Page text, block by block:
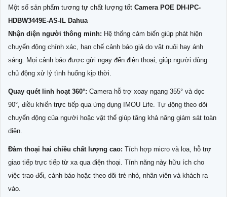
Một số sản phẩm tương tự chất lượng tốt Camera POE DH-IPC-
HDBW3449E-AS-IL Dahua
Nhận diện người thông minh: Hệ thống cảm biến giúp phát hiện
chuyển động chính xác, hạn chế cảnh báo giả do vật nuôi hay ánh
sáng. Mọi cảnh báo được gửi ngay đến điện thoại, giúp người dùng
chủ động xử lý tình huống kịp thời.
Quay quét linh hoạt 360°: Camera hỗ trợ xoay ngang 355° và dọc
90°, điều khiển trực tiếp qua ứng dụng IMOU Life. Tự động theo dõi
chuyển động của người hoặc vật thể giúp tăng khả năng giám sát toàn
diện.
Đàm thoại hai chiều chất lượng cao: Tích hợp micro và loa, hỗ trợ
giao tiếp trực tiếp từ xa qua điện thoại. Tính năng này hữu ích cho
việc trao đổi, cảnh báo hoặc theo dõi trẻ nhỏ, nhân viên và khách ra
vào.